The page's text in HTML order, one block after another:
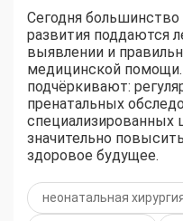
Сегодня
развития поддаются
выявлении и
медицинской
подчёркивают:
пренатальных
специализированных
значительно
здоровое будущее.
неонатальная